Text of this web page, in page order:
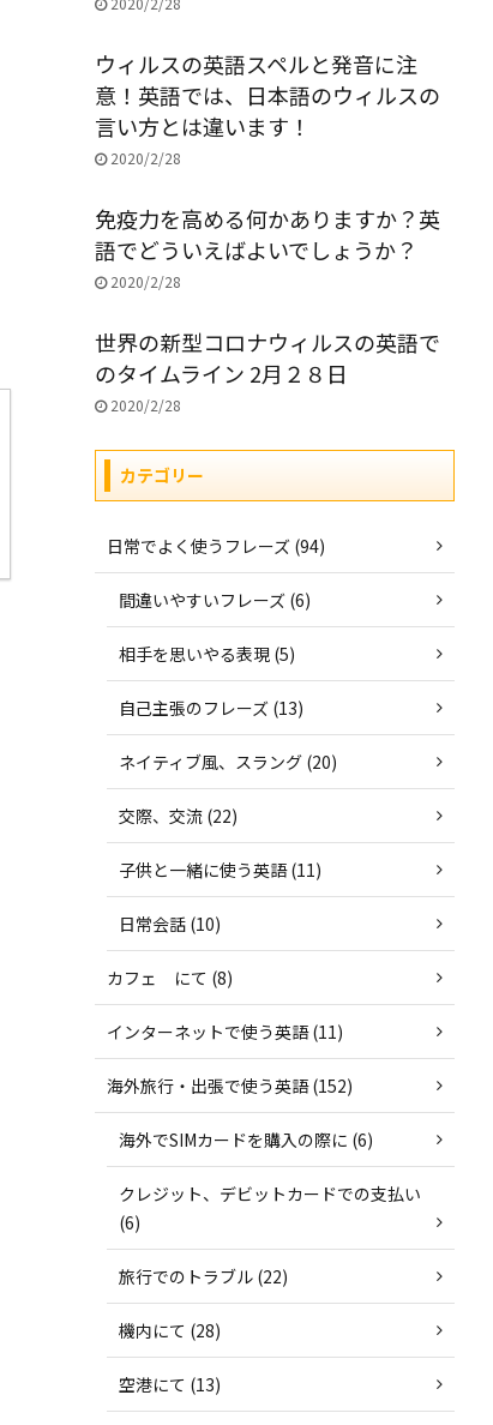
ウィルスの英語スペルと発音に注
意！英語では、日本語のウィルスの
言い方とは違います！
2020/2/28
免疫力を高める何かありますか？英
語でどういえばよいでしょうか？
2020/2/28
世界の新型コロナウィルスの英語で
のタイムライン 2月２８日
2020/2/28
カテゴリー
日常でよく使うフレーズ (94)
間違いやすいフレーズ (6)
相手を思いやる表現 (5)
自己主張のフレーズ (13)
ネイティブ風、スラング (20)
交際、交流 (22)
子供と一緒に使う英語 (11)
日常会話 (10)
カフェ にて (8)
インターネットで使う英語 (11)
海外旅行・出張で使う英語 (152)
海外でSIMカードを購入の際に (6)
クレジット、デビットカードでの支払い
(6)
旅行でのトラブル (22)
機内にて (28)
空港にて (13)